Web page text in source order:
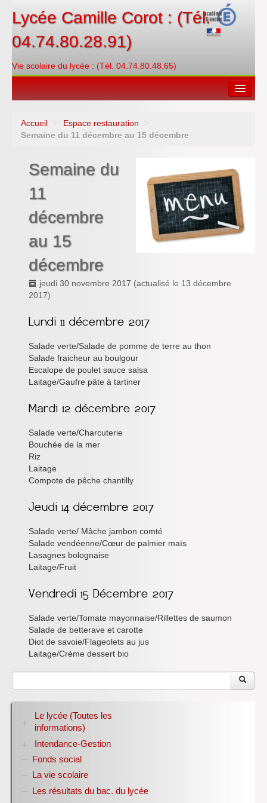
Lycée Camille Corot : (Tél.
04.74.80.28.91)
Vie scolaire du lycée : (Tél. 04.74.80.48.65)
Espace restauration
Esidoc
Arena Grenoble
Accueil > Espace restauration
>
Semaine du 11 décembre au 15 décembre
Semaine du
11
décembre
au 15
décembre
jeudi 30 novembre 2017 (actualisé le 13 décembre
2017)
Salade verte/Salade de pomme de terre au thon
Salade fraicheur au boulgour
Escalope de poulet sauce salsa
Laitage/Gaufre pâte à tartiner
Salade verte/Charcuterie
Bouchée de la mer
Riz
Laitage
Compote de pêche chantilly
Salade verte/ Mâche jambon comté
Salade vendéenne/Cœur de palmier maïs
Lasagnes bolognaise
Laitage/Fruit
Salade verte/Tomate mayonnaise/Rillettes de saumon
Salade de betterave et carotte
Diot de savoie/Flageolets au jus
Laitage/Crème dessert bio
Le lycée (Toutes les
informations)
RENTREE 2026-2027
Stage des élèves de seconde
Intendance-Gestion
Restauration scolaire
Bourses nationales
Année scolaire 2017-2018
Fonds social
La vie scolaire
Les résultats du bac. du lycée